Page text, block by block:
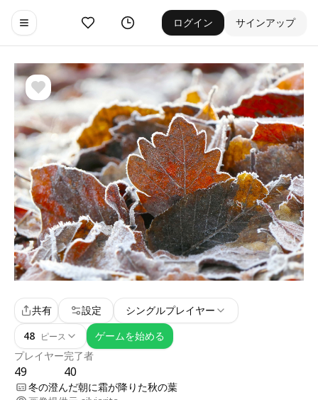
Toggle navigation menu
お気に入りゲーム履歴 ログイン サインアップ
プレイヤー
49
完了者
40
共有 設定
シングルプレイヤー
48 ピース ゲームを始める
冬の澄んだ朝に霜が降りた秋の葉